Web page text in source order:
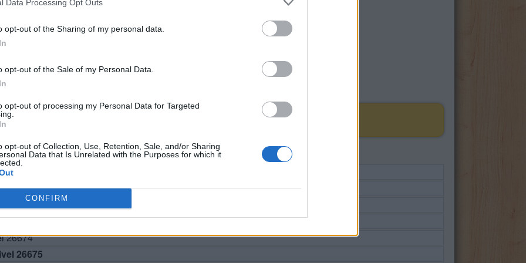
Data Processing Opt Outs
opt-out of the Sharing of my personal data.
opt-out of the Sale of my Personal Data.
opt-out of processing my Personal Data for Targeted
opt-out of Collection, Use, Retention, Sale, and/or Sharing
Data that Is Unrelated with the Purposes for which it
CONFIRM
BUSCAR MÁS RESPUESTAS
26671
26672
26673
26674
26675